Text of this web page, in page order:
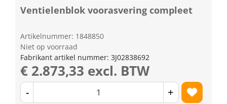
Ventielenblok voorasvering compleet
Artikelnummer: 1848850
Niet op voorraad
Fabrikant artikel nummer: 3J02838692
€ 2.873,33 excl. BTW
- +